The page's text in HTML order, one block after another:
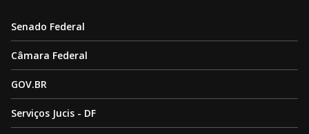
Senado Federal
Câmara Federal
GOV.BR
Serviços Jucis - DF